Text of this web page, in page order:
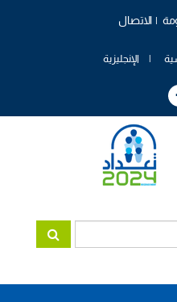
الاتصال
الإنجليزية